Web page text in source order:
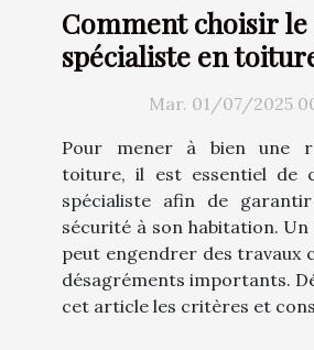
Comment choisir
spécialiste en
votre rénovation ?
Mar. 01/07/2025
Pour mener à bien une
toiture, il est essentiel de
spécialiste afin de
sécurité à son habitation. Un
peut engendrer des travaux
désagréments importants.
cet article les critères et